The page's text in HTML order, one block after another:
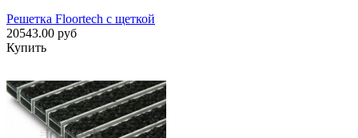
Решетка Floortech с щеткой
20543.00 руб
Купить